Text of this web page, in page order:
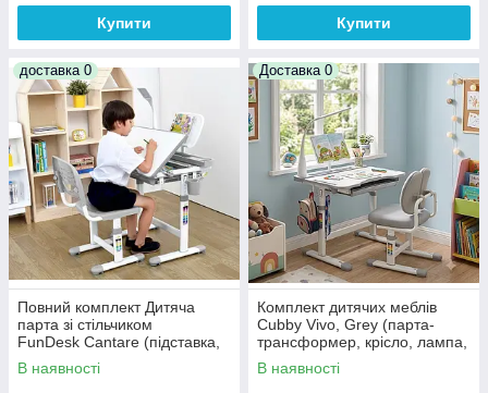
Купити Купити
доставка 0
Повний комплект Дитяча
парта зі стільчиком
FunDesk Cantare (підставка,
лампа), сіра
В наявності
Доставка 0
Комплект дитячих меблів
Cubby Vivo, Grey (парта-
трансформер, крісло, лампа,
підставка)
В наявності